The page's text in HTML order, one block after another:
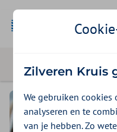
Zilveren Kruis
We gebruiken
analyseren en te
van je hebben. Zo